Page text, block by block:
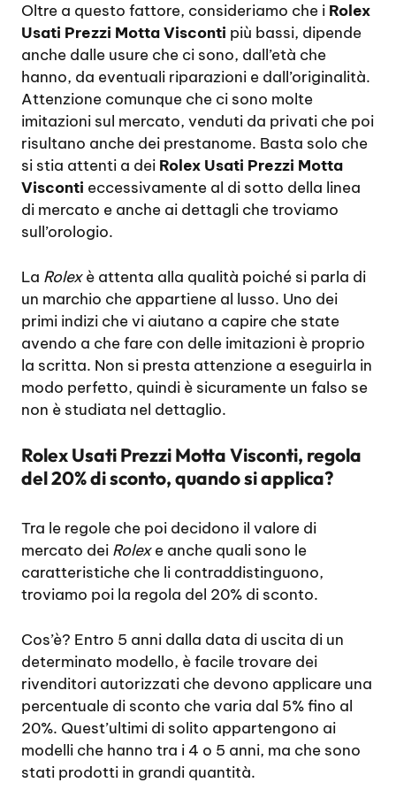
Oltre a questo fattore, consideriamo che i Rolex
Usati Prezzi Motta Visconti più bassi, dipende
anche dalle usure che ci sono, dall’età che
hanno, da eventuali riparazioni e dall’originalità.
Attenzione comunque che ci sono molte
imitazioni sul mercato, venduti da privati che poi
risultano anche dei prestanome. Basta solo che
si stia attenti a dei Rolex Usati Prezzi Motta
Visconti eccessivamente al di sotto della linea
di mercato e anche ai dettagli che troviamo
sull’orologio.
La Rolexè attenta alla qualità poiché si parla di
un marchio che appartiene al lusso. Uno dei
primi indizi che vi aiutano a capire che state
avendo a che fare con delle imitazioni è proprio
la scritta. Non si presta attenzione a eseguirla in
modo perfetto, quindi è sicuramente un falso se
non è studiata nel dettaglio.
Rolex Usati Prezzi Motta Visconti, regola
del 20% di sconto, quando si applica?
Tra le regole che poi decidono il valore di
mercato dei Rolexe anche quali sono le
caratteristiche che li contraddistinguono,
troviamo poi la regola del 20% di sconto.
Cos’è? Entro 5 anni dalla data di uscita di un
determinato modello, è facile trovare dei
rivenditori autorizzati che devono applicare una
percentuale di sconto che varia dal 5% fino al
20%. Quest’ultimi di solito appartengono ai
modelli che hanno tra i 4 o 5 anni, ma che sono
stati prodotti in grandi quantità.